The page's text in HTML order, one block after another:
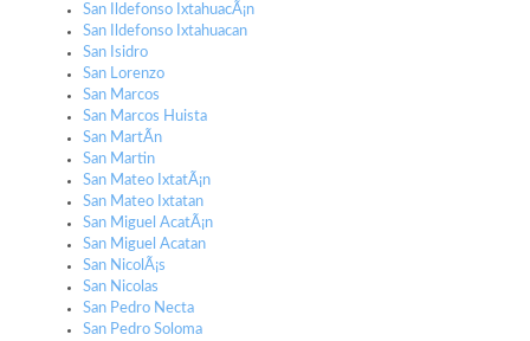
San Ildefonso IxtahuacÃ¡n
San Ildefonso Ixtahuacan
San Isidro
San Lorenzo
San Marcos
San Marcos Huista
San MartÃ­n
San Martin
San Mateo IxtatÃ¡n
San Mateo Ixtatan
San Miguel AcatÃ¡n
San Miguel Acatan
San NicolÃ¡s
San Nicolas
San Pedro Necta
San Pedro Soloma